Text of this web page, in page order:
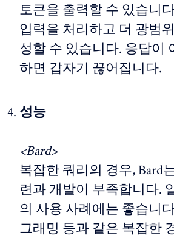
토큰을 출력할 수 있습니
입력을 처리하고 더 광범
성할 수 있습니다. 응답이
하면 갑자기 끊어집니다.
성능
<Bard>
복잡한 쿼리의 경우, Bard
련과 개발이 부족합니다.
의 사용 사례에는 좋습니
그래밍 등과 같은 복잡한